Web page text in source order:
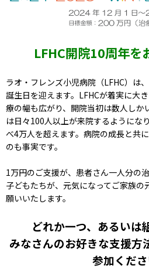
LFHC開院10周年を
ラオ・フレンズ小児病院（LFHC）は
誕生日を迎えます。LFHCが着実に大
療の幅も広がり、開院当初は数人しか
は日々100人以上が来院するようにな
べ4万人を超えます。病院の成長と共
のも事実です。
1万円のご支援が、患者さん一人分の
子どもたちが、元気になってご家族
願いいたします。
どれか一つ、あるいは
みなさんのお好きな支援方
参加くださ